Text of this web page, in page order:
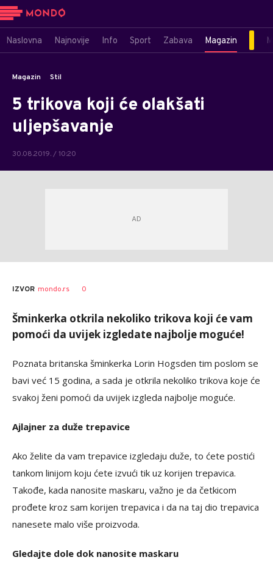
Naslovna Najnovije Info Sport Zabava Magazin
Magazin Stil
5 trikova koji će olakšati
uljepšavanje
30.08.2019. / 10:20
IZVOR mondo.rs 0
Šminkerka otkrila nekoliko trikova koji će vam
pomoći da uvijek izgledate najbolje moguće!
Poznata britanska šminkerka Lorin Hogsden tim poslom se
bavi već 15 godina, a sada je otkrila nekoliko trikova koje će
svakoj ženi pomoći da uvijek izgleda najbolje moguće.
Ajlajner za duže trepavice
Ako želite da vam trepavice izgledaju duže, to ćete postići
tankom linijom koju ćete izvući tik uz korijen trepavica.
Takođe, kada nanosite maskaru, važno je da četkicom
prođete kroz sam korijen trepavica i da na taj dio trepavica
nanesete malo više proizvoda.
Gledajte dole dok nanosite maskaru